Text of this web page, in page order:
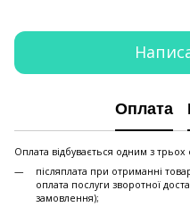
Оплата
Оплата відбувається одним з трьох
післяплата при отриманні
оплата послуги зворотної
замовлення);